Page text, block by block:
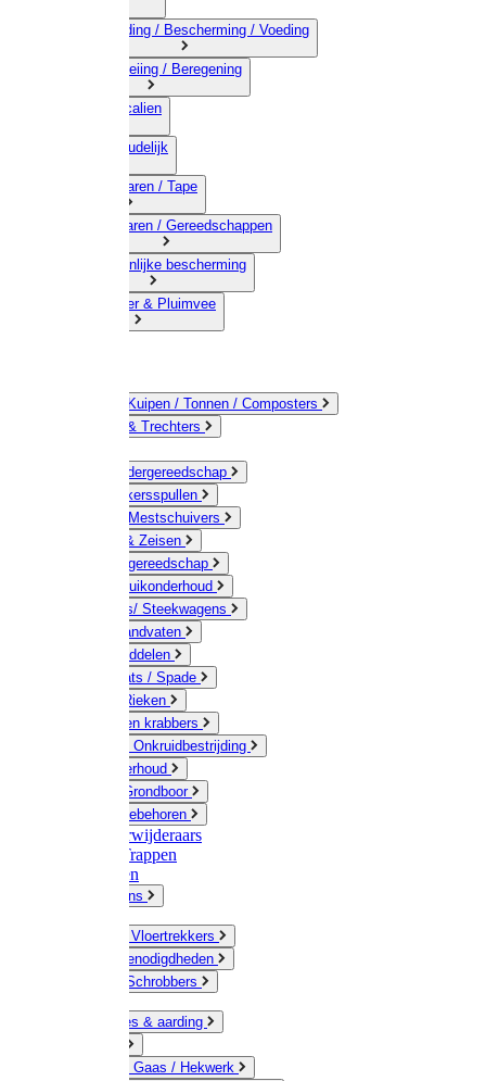
05) Bestrijding / Bescherming / Voeding
06) Besproeiing / Beregening
07) Chemicalien
08) Huishoudelijk
09) Touwwaren / Tape
10) IJzerwaren / Gereedschappen
11) Persoonlijke bescherming
12) Kleindier & Pluimvee
Emmers / Kuipen / Tonnen / Composters
Jerrycans & Trechters
Hand-/ Kindergereedschap
Stratenmakersspullen
Sneeuw- / Mestschuivers
Baggeren & Zeisen
Elektrisch gereedschap
Boom / Struikonderhoud
Kruiwagens/ Steekwagens
Stelen / Handvaten
Tuinhulpmiddelen
Schop / Bats / Spade
Vorken & Rieken
Cultivator en krabbers
Schoffels / Onkruidbestrijding
Gazononderhoud
Hamers / Grondboor
Sledes / toebehoren
Onkruidverwijderaars
Ladders / Trappen
Werkbanken
Betonmolens
Bezems & Vloertrekkers
Schildersbenodigdheden
Borstels / Schrobbers
Accessoires & aarding
Geleiders / Gaas / Hekwerk